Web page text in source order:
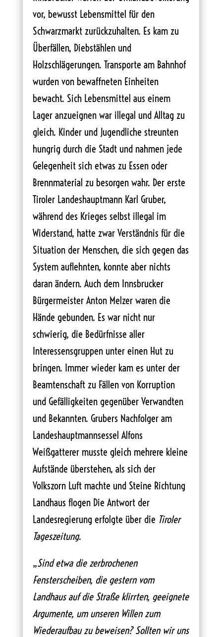
vor, bewusst Lebensmittel für den
Schwarzmarkt zurückzuhalten. Es kam zu
Überfällen, Diebstählen und
Holzschlägerungen. Transporte am Bahnhof
wurden von bewaffneten Einheiten
bewacht. Sich Lebensmittel aus einem
Lager anzueignen war illegal und Alltag zu
gleich. Kinder und Jugendliche streunten
hungrig durch die Stadt und nahmen jede
Gelegenheit sich etwas zu Essen oder
Brennmaterial zu besorgen wahr. Der erste
Tiroler Landeshauptmann Karl Gruber,
während des Krieges selbst illegal im
Widerstand, hatte zwar Verständnis für die
Situation der Menschen, die sich gegen das
System auflehnten, konnte aber nichts
daran ändern. Auch dem Innsbrucker
Bürgermeister Anton Melzer waren die
Hände gebunden. Es war nicht nur
schwierig, die Bedürfnisse aller
Interessensgruppen unter einen Hut zu
bringen. Immer wieder kam es unter der
Beamtenschaft zu Fällen von Korruption
und Gefälligkeiten gegenüber Verwandten
und Bekannten. Grubers Nachfolger am
Landeshauptmannsessel Alfons
Weißgatterer musste gleich mehrere kleine
Aufstände überstehen, als sich der
Volkszorn Luft machte und Steine Richtung
Landhaus flogen Die Antwort der
Landesregierung erfolgte über die Tiroler
Tageszeitung.
„Sind etwa die zerbrochenen
Fensterscheiben, die gestern vom
Landhaus auf die Straße klirrten, geeignete
Argumente, um unseren Willen zum
Wiederaufbau zu beweisen? Sollten wir uns